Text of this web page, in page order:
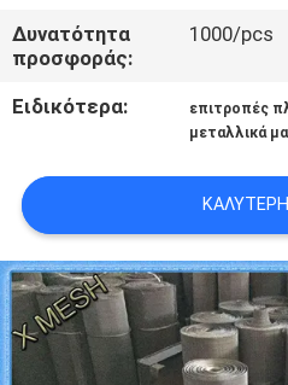
ΖΗΤΉΣΤΕ
ΈΝΑ
ΑΠΌΣΠΑΣΜΑ
SITEMAP
PRIVACY
POLICY
Δυνατότητα
προσφοράς:
1000/pcs
Ειδικότερα: επιτροπές
μεταλλικά